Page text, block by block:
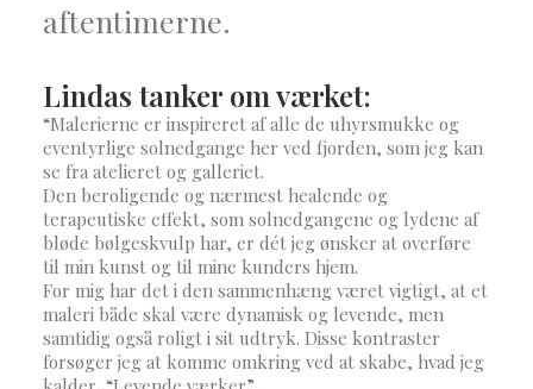
aftentimerne.
Lindas tanker om værket:
“Malerierne er inspireret af alle de uhyrsmukke og
eventyrlige solnedgange her ved fjorden, som jeg kan
se fra atelieret og galleriet.
Den beroligende og nærmest healende og
terapeutiske effekt, som solnedgangene og lydene af
bløde bølgeskvulp har, er dét jeg ønsker at overføre
til min kunst og til mine kunders hjem.
For mig har det i den sammenhæng været vigtigt, at et
maleri både skal være dynamisk og levende, men
samtidig også roligt i sit udtryk. Disse kontraster
forsøger jeg at komme omkring ved at skabe, hvad jeg